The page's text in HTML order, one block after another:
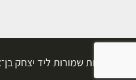
כל הזכויות שמורות ליד יצחק